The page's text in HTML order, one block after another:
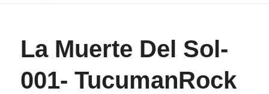
La Muerte Del Sol-
001- TucumanRock